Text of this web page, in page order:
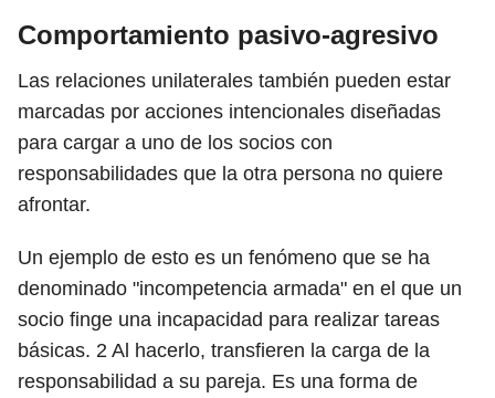
Comportamiento pasivo-agresivo
Las relaciones unilaterales también pueden estar
marcadas por acciones intencionales diseñadas
para cargar a uno de los socios con
responsabilidades que la otra persona no quiere
afrontar.
Un ejemplo de esto es un fenómeno que se ha
denominado "incompetencia armada" en el que un
socio finge una incapacidad para realizar tareas
básicas. 2 Al hacerlo, transfieren la carga de la
responsabilidad a su pareja. Es una forma de